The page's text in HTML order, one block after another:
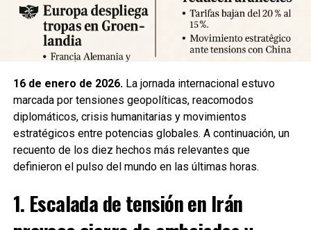
la ciudadanía priorizar la seguridad y la cooperación con
los equipos de respuesta.
Fuente: 5to Poder Agencia de Noticias
16 de enero de 2026.La jornada internacional estuvo
marcada por tensiones geopolíticas, reacomodos
diplomáticos, crisis humanitarias y movimientos
estratégicos entre potencias globales. A continuación, un
recuento de los diez hechos más relevantes que
definieron el pulso del mundo en las últimas horas.
1. Escalada de tensión en Irán